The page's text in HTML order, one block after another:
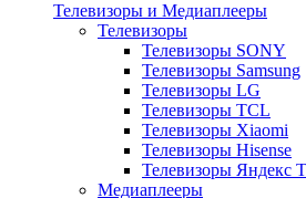
Телевизоры и Медиаплееры
Телевизоры
Телевизоры SONY
Телевизоры Samsung
Телевизоры LG
Телевизоры TCL
Телевизоры Xiaomi
Телевизоры Hisense
Телевизоры Яндекс
Медиаплееры